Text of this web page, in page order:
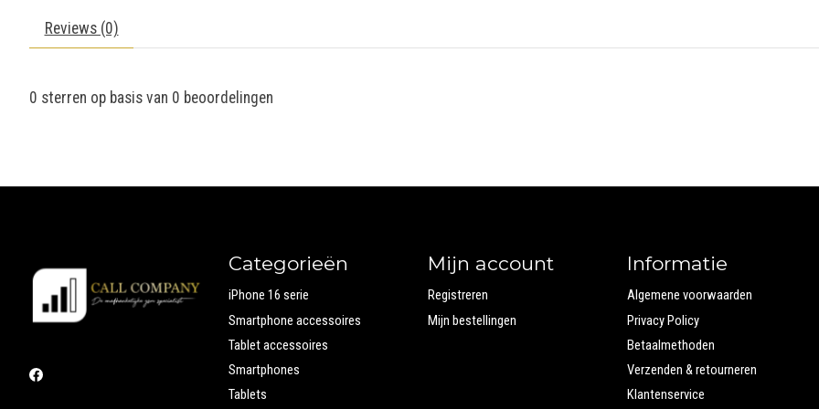
Reviews (0)
0 sterren op basis van 0 beoordelingen
Categorieën
iPhone 16 serie
Smartphone accessoires
Tablet accessoires
Smartphones
Tablets
Mijn account
Registreren
Mijn bestellingen
Informatie
Algemene voorwaarden
Privacy Policy
Betaalmethoden
Verzenden & retourneren
Klantenservice